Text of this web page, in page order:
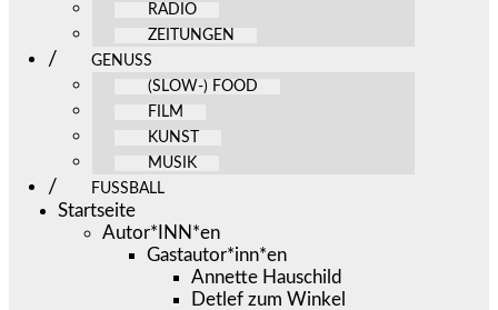
RADIO
ZEITUNGEN
GENUSS
(SLOW-) FOOD
FILM
KUNST
MUSIK
FUSSBALL
Startseite
Autor*INN*en
Gastautor*inn*en
Annette Hauschild
Detlef zum Winkel